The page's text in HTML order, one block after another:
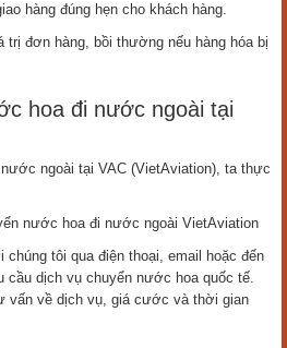
hàng đúng hẹn cho khách hàng.
trị đơn hàng, bồi thường nếu hàng hóa bị
hoa đi nước ngoài tại
ngoài tại VAC (VietAviation), ta thực
nước hoa đi nước ngoài VietAviation
chúng tôi qua điện thoại, email hoặc đến
cầu dịch vụ chuyển nước hoa quốc tế.
vấn về dịch vụ, giá cước và thời gian